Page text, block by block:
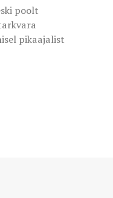
poolt
pikaajalist